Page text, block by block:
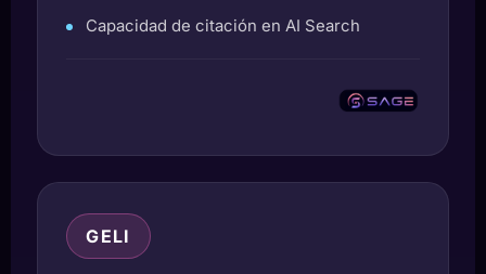
Capacidad de citación en AI Search
GELI